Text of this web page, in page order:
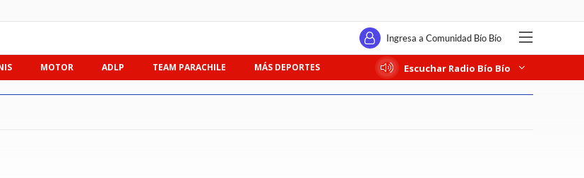
Ingresa a Comunidad Bío Bío
MOTOR ADLP TEAM PARACHILE MÁS DEPORTES Escuchar Radio Bío Bío